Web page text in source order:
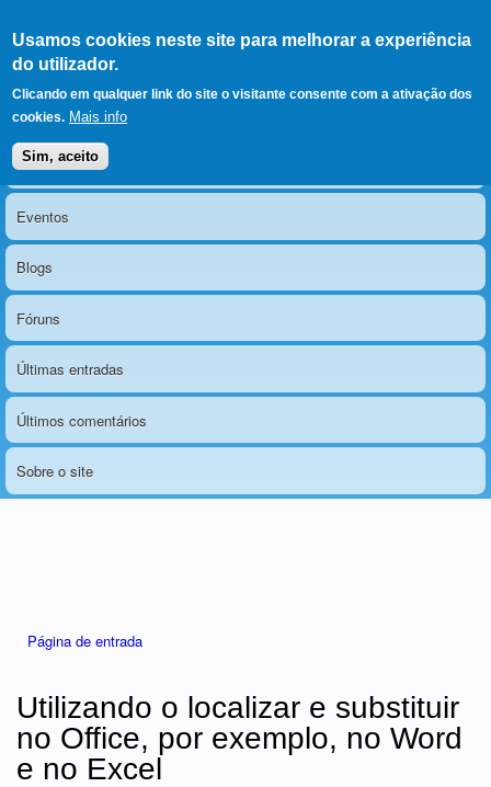
Usamos cookies neste site para melhorar a experiência
do utilizador.
Clicando em qualquer link do site o visitante consente com a ativação dos
cookies. Mais info
Sim, aceito
LERPARAVER , ir para a
página principal
O portal da visão diferente
Menu principal
Notícias
Eventos
Blogs
Fóruns
Últimas entradas
Últimos comentários
Sobre o site
Página de entrada
Utilizando o localizar e substituir
no Office, por exemplo, no Word
e no Excel